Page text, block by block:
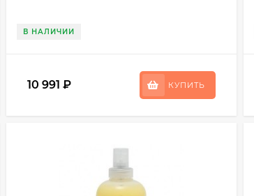
В НАЛИЧИИ
10 991₽ КУПИТЬ